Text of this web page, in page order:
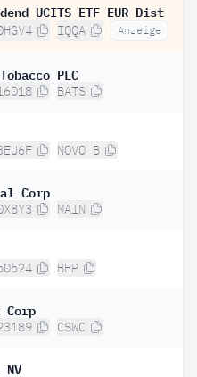
UCITS ETF EUR Dist
IQQA Anzeige
PLC
BATS
NOVO B
Corp
MAIN
BHP
CSWC